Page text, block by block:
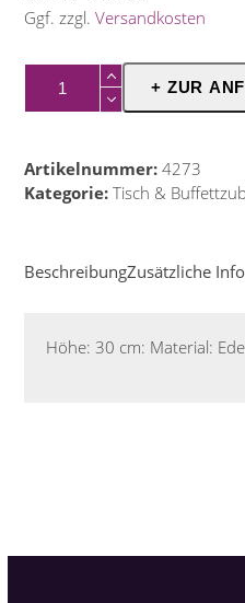
Ggf. zzgl.Versandkosten
Tischnummernhalter
Menge
+ ZUR
Artikelnummer:4273
Kategorie:Tisch &
BeschreibungZusätzliche
Höhe: 30 cm: Material: